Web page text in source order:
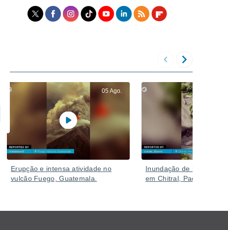
05 Ago.
Erupção e intensa atividade no
vulcão Fuego, Guatemala.
Inundação de lama
em Chitral, Paquistão